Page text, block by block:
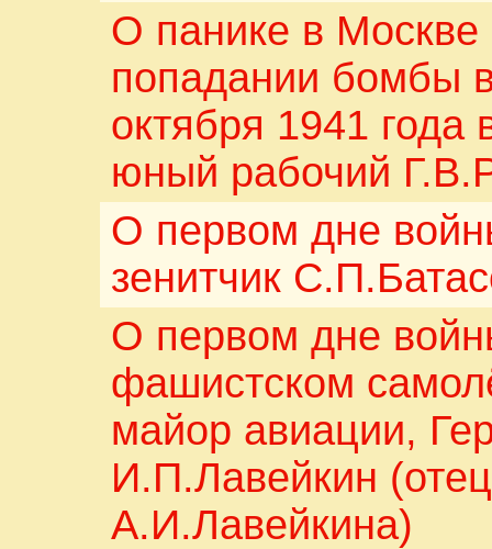
О панике в Москве
попадании бомбы
октября 1941
юный рабочий
О первом дне
зенитчик
О первом дне
фашистском
майор авиации,
И.П.Лавейкин
А.И.Лавейкина)